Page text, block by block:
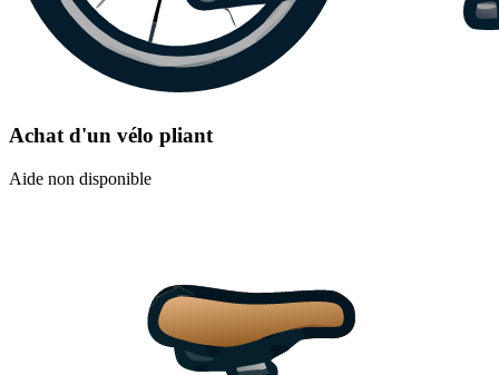
Achat d'un vélo pliant
Aide non disponible